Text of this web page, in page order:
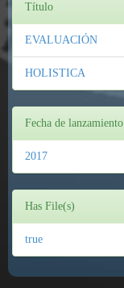
Título
EVALUACIÓN
HOLISTICA
Fecha de lanzamiento
2017
Has File(s)
true